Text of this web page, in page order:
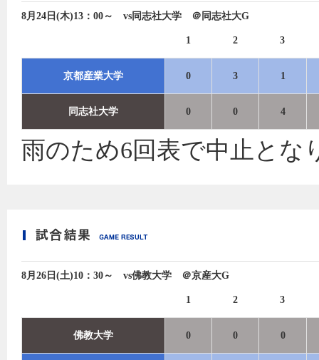
8月24日(木)13：00～ vs同志社大学 ＠同志社大G
1 2 3
京都産業大学 0 3 1
同志社大学 0 0 4
雨のため6回表で中止とな
8月26日(土)10：30～ vs佛教大学 ＠京産大G
1 2 3
佛教大学 0 0 0